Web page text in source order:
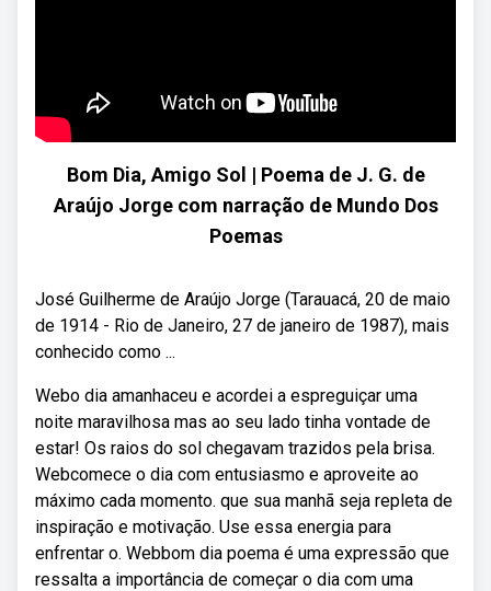
Bom Dia, Amigo Sol | Poema de J. G. de
Araújo Jorge com narração de Mundo Dos
Poemas
José Guilherme de Araújo Jorge (Tarauacá, 20 de maio
de 1914 - Rio de Janeiro, 27 de janeiro de 1987), mais
conhecido como ...
Webo dia amanhaceu e acordei a espreguiçar uma
noite maravilhosa mas ao seu lado tinha vontade de
estar! Os raios do sol chegavam trazidos pela brisa.
Webcomece o dia com entusiasmo e aproveite ao
máximo cada momento. que sua manhã seja repleta de
inspiração e motivação. Use essa energia para
enfrentar o. Webbom dia poema é uma expressão que
ressalta a importância de começar o dia com uma